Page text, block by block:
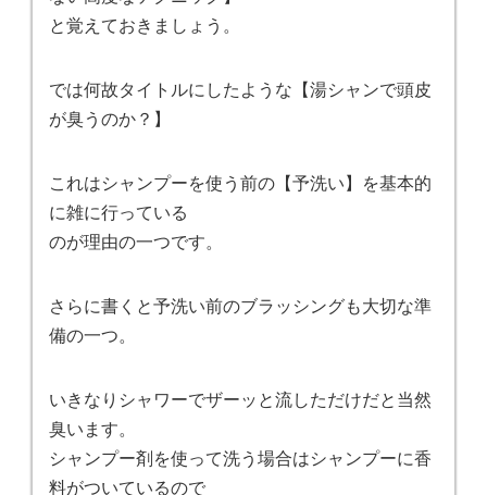
と覚えておきましょう。
では何故タイトルにしたような【湯シャンで頭皮
が臭うのか？】
これはシャンプーを使う前の【予洗い】を基本的
に雑に行っている
のが理由の一つです。
さらに書くと予洗い前のブラッシングも大切な準
備の一つ。
いきなりシャワーでザーッと流しただけだと当然
臭います。
シャンプー剤を使って洗う場合はシャンプーに香
料がついているので